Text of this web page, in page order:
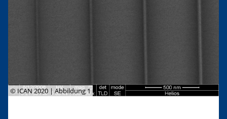
© ICAN 2020 | Abbildung 1